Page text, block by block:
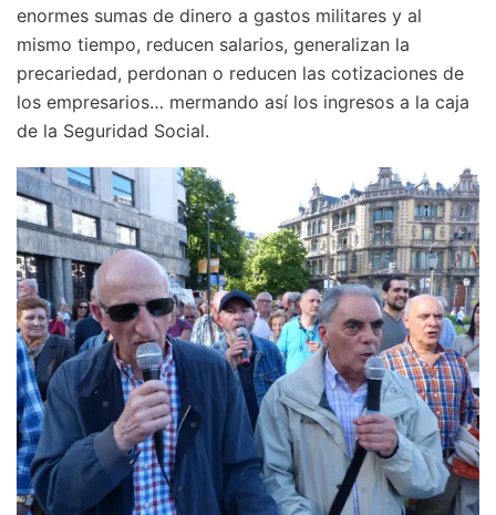
enormes sumas de dinero a gastos militares y al
mismo tiempo, reducen salarios, generalizan la
precariedad, perdonan o reducen las cotizaciones de
los empresarios… mermando así los ingresos a la caja
de la Seguridad Social.